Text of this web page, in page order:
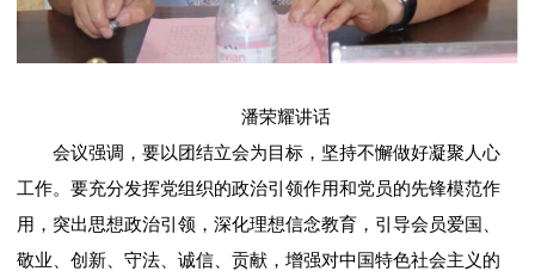
潘荣耀讲话
会议强调，要以团结立会为目标，坚持不懈做好凝聚人心
工作。要充分发挥党组织的政治引领作用和党员的先锋模范作
用，突出思想政治引领，深化理想信念教育，引导会员爱国、
敬业、创新、守法、诚信、贡献，增强对中国特色社会主义的